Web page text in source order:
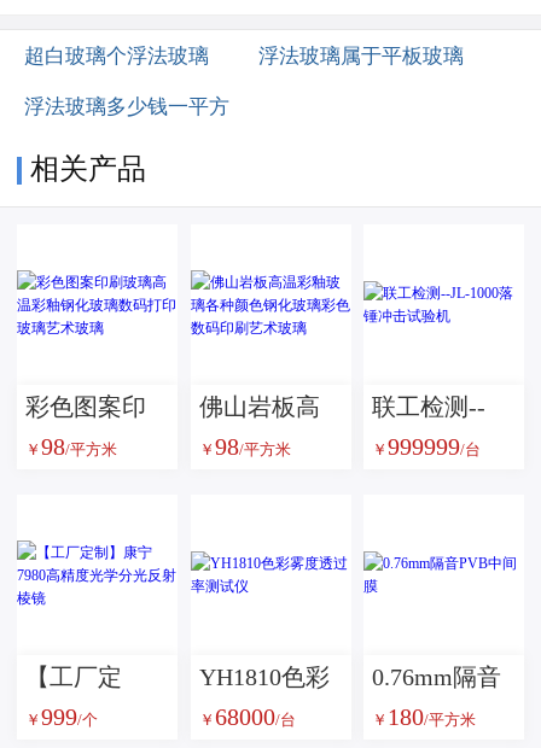
超白玻璃个浮法玻璃 浮法玻璃属于平板玻璃
浮法玻璃多少钱一平方
相关产品
彩色图案印
刷玻璃高温
玻璃艺术玻
￥ 98/平方米
佛山岩板高
温彩釉玻璃
数码印刷艺
￥ 98/平方米
联工检测--
JL-1000落锤
￥ 999999/台
【工厂定
制】康宁
￥ 999/个
YH1810色彩
雾度透过率
￥ 68000/台
0.76mm隔音
PVB中间膜
￥ 180/平方米